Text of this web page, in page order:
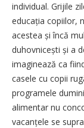
individual. Grijile
educația copiilor,
acestea și încă
duhovnicești și a
imaginează ca
casele cu copii
programele
alimentar nu
vacanțele se